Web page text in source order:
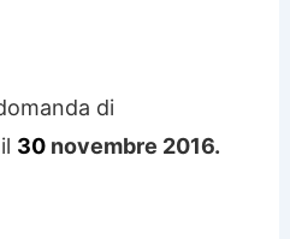
di
30 novembre 2016.